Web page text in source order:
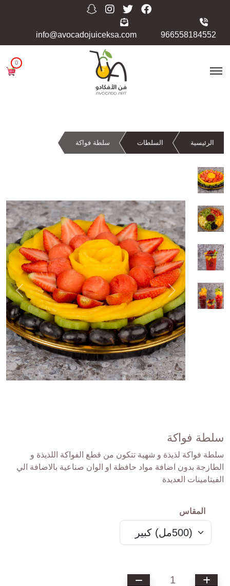
966558184552
info@avocadojuiceksa.com
0
الرئيسية السلطات سلطة فواكة
سلطة فواكة
سلطة فواكة لذيذة و شهية تتكون من قطع الفواكة اللذيذة و
الطازجة بدون اضافة مواد حافظة او الوان صناعية بالاضافة الي
الفيتامينات العديدة
المقاس
1